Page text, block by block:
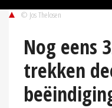
© Jos Thelosen
Nog eens
trekken